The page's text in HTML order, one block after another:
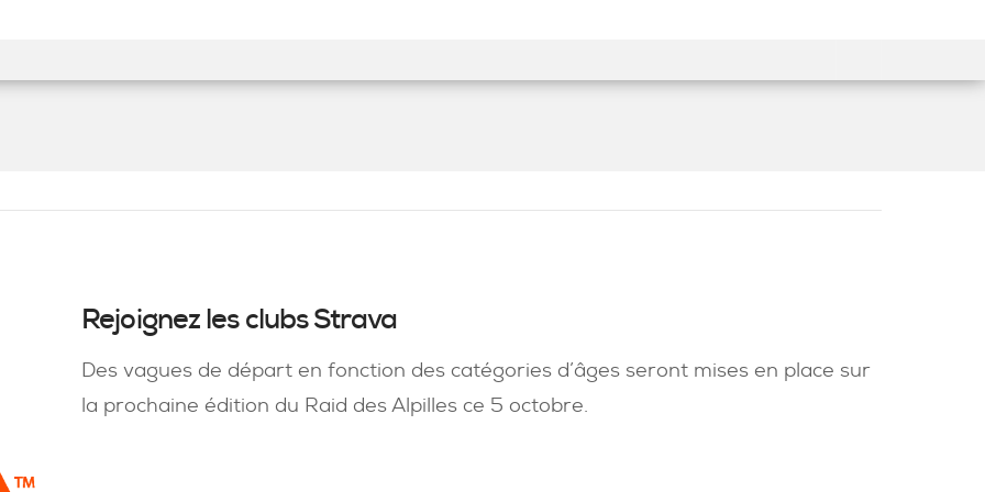
Rejoignez les clubs Strava
Des vagues de départ en fonction des catégories d’âges seront mises en place sur
la prochaine édition du Raid des Alpilles ce 5 octobre.